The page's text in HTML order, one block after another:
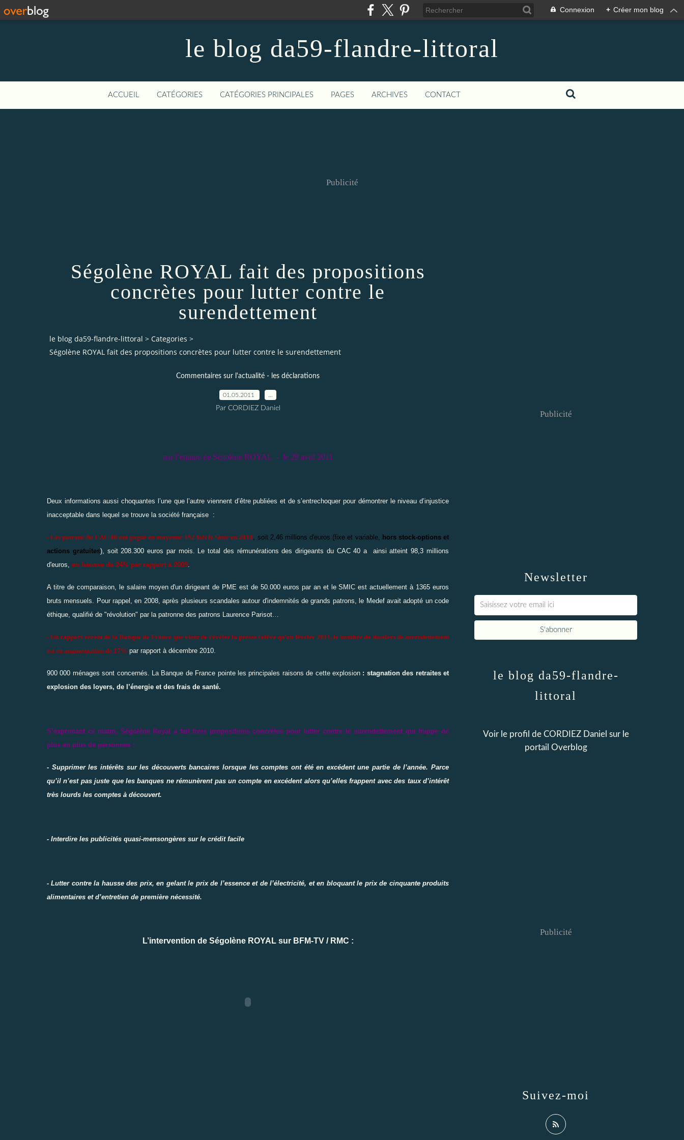
Connexion + Créer mon blog
le blog da59-flandre-littoral
ACCUEIL CATÉGORIES CATÉGORIES PRINCIPALES PAGES ARCHIVES CONTACT
Publicité
Ségolène ROYAL fait des propositions
concrètes pour lutter contre le
surendettement
le blog da59-flandre-littoral > Categories >
Ségolène ROYAL fait des propositions concrètes pour lutter contre le surendettement
Commentaires sur l'actualité - les déclarations
01.05.2011
Par CORDIEZ Daniel
par l’équipe de Ségolène ROYAL - le 29 avril 2011
Deux informations aussi choquantes l’une que l’autre viennent d’être publiées et de s’entrechoquer pour démontrer le niveau d’injustice
inacceptable dans lequel se trouve la société française :
-Les patrons du CAC 40 ont gagné en moyenne 152 fois le Smic en 2010 , soit 2,46 millions d'euros (fixe et variable,
hors stock-options et
actions gratuites), soit 208.300 euros par mois. Le total des rémunérations des dirigeants du CAC 40 a ainsi atteint 98,3 millions
d'euros, en hausse de 24% par rapport à 2009
A titre de comparaison, le salaire moyen d'un dirigeant de PME est de 50.000 euros par an et le SMIC est actuellement à 1365 euros
bruts mensuels. Pour rappel, en 2008, après plusieurs scandales autour d'indemnités de grands patrons, le Medef avait adopté un code
éthique, qualifié de "révolution" par la patronne des patrons Laurence Parisot…
- Un rapport récent de la Banque de France que vient de révéler la presse relève qu’en février 2011, le nombre de dossiers de surendettement
est en augmentation de 17% par rapport à décembre 2010.
900 000 ménages sont concernés. La Banque de France pointe les principales raisons de cette explosion : stagnation des retraites et
explosion des loyers, de l’énergie et des frais de santé.
S’exprimant ce matin, Ségolène Royal a fait trois propositions concrètes pour lutter contre le surendettement qui frappe de
plus en plus de personnes :
- Supprimer les intérêts sur les découverts bancaires lorsque les comptes ont été en excédent une partie de l’année. Parce
qu’il n’est pas juste que les banques ne rémunèrent pas un compte en excédent alors qu’elles frappent avec des taux d’intérêt
très lourds les comptes à découvert.
- Interdire les publicités quasi-mensongères sur le crédit facile
- Lutter contre la hausse des prix, en gelant le prix de l’essence et de l’électricité, et en bloquant le prix de cinquante produits
alimentaires et d’entretien de première nécessité.
L’intervention de Ségolène ROYAL sur BFM-TV / RMC :
Newsletter
Publicité
le blog da59-flandre-
littoral
Voir le profil de CORDIEZ Daniel sur le
portail Overblog
Suivez-moi
Publicité